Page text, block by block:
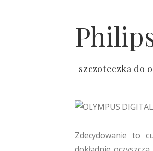
szczoteczka do
Zdecydowanie to